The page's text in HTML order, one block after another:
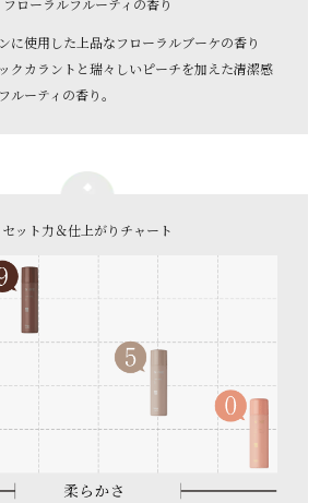
フローラルフルーティの香り
に使用した上品なフローラルブーケの香り
クカラントと瑞々しいピーチを加えた清潔感
ルーティの香り。
セット力＆仕上がりチャート